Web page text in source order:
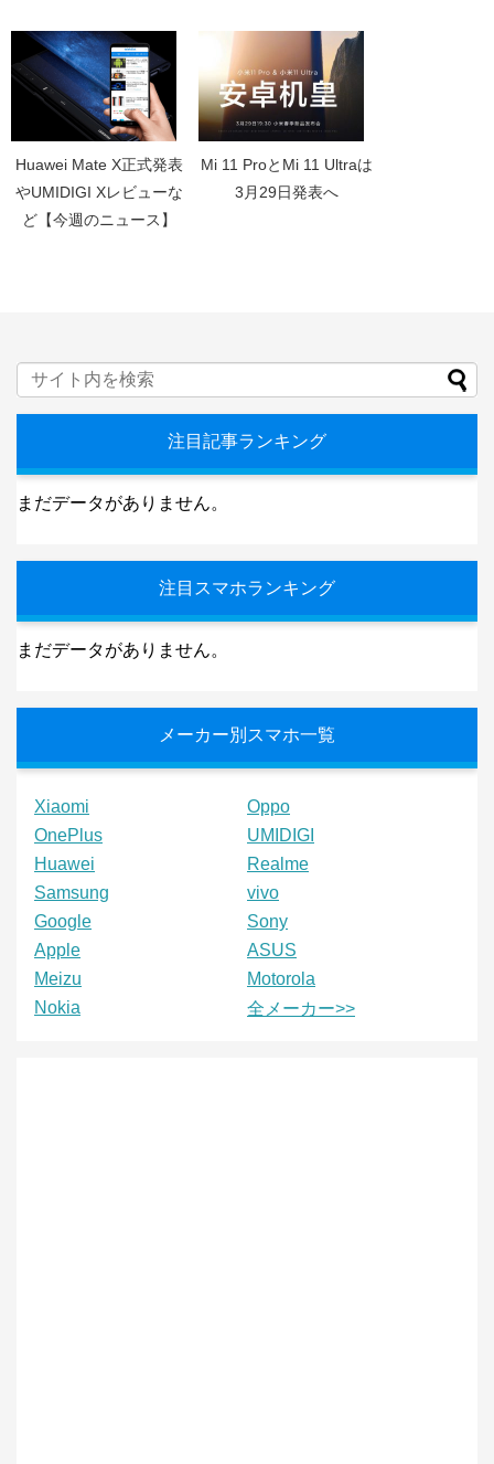
Huawei Mate X正式発表
やUMIDIGI Xレビューな
ど【今週のニュース】
Mi 11 ProとMi 11 Ultraは
3月29日発表へ
注目記事ランキング
まだデータがありません。
注目スマホランキング
まだデータがありません。
メーカー別スマホ一覧
Xiaomi
Oppo
OnePlus
UMIDIGI
Huawei
Realme
Samsung
vivo
Google
Sony
Apple
ASUS
Meizu
Motorola
Nokia
全メーカー>>